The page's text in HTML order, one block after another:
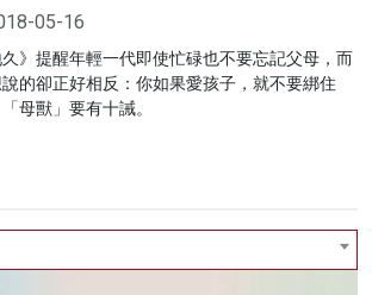
05-16
》提醒年輕一代即使忙碌也不要忘記父母，而
說的卻正好相反：你如果愛孩子，就不要綁住
母獸」要有十誡。